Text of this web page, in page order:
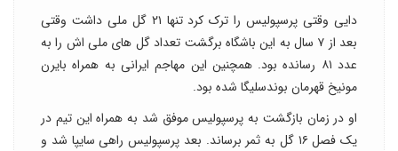
دایی وقتی پرسپولیس را ترک کرد تنها ۲۱ گل ملی داشت وقتی
بعد از ۷ سال به این باشگاه برگشت تعداد گل های ملی اش را به
عدد ۸۱ رسانده بود. همچنین این مهاجم ایرانی به همراه بایرن
مونیخ قهرمان بوندسلیگا شده بود.
او در زمان بازگشت به پرسپولیس موفق شد به همراه این تیم در
یک فصل ۱۶ گل به ثمر برساند. بعد پرسپولیس راهی سایپا شد و